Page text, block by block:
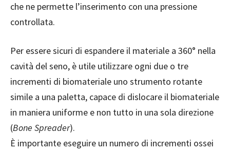
che ne permette l’inserimento con una pressione
controllata.
Per essere sicuri di espandere il materiale a 360° nella
cavità del seno, è utile utilizzare ogni due o tre
incrementi di biomateriale uno strumento rotante
simile a una paletta, capace di dislocare il biomateriale
in maniera uniforme e non tutto in una sola direzione
(Bone Spreader).
È importante eseguire un numero di incrementi ossei